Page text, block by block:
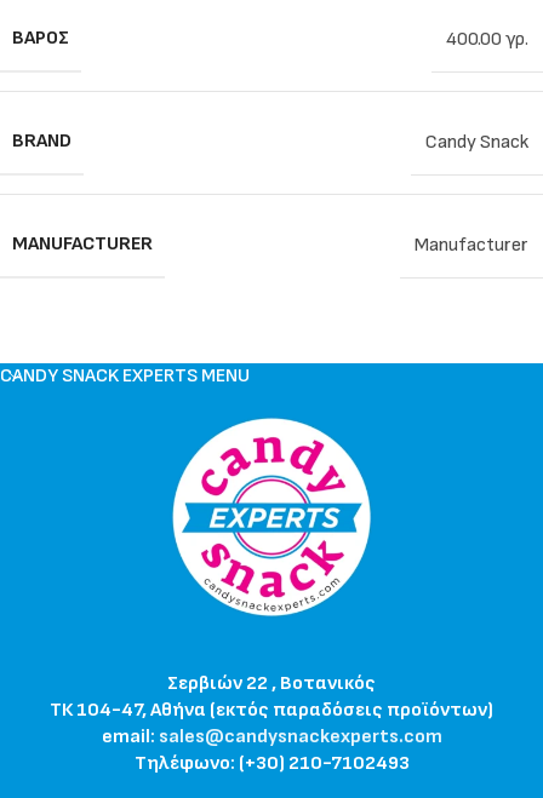
ΒΆΡΟΣ 400.00 γρ.
BRAND Candy Snack
MANUFACTURER Manufacturer
CANDY SNACK EXPERTS MENU
Σερβιών 22 , Βοτανικός
ΤΚ 104-47, Αθήνα (εκτός παραδόσεις προϊόντων)
email: sales@candysnackexperts.com
Τηλέφωνο: (+30) 210-7102493